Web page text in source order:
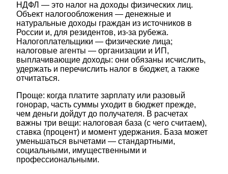
НДФЛ — это налог на доходы физических лиц.
Объект налогообложения — денежные и
натуральные доходы граждан из источников в
России и, для резидентов, из-за рубежа.
Налогоплательщики — физические лица;
налоговые агенты — организации и ИП,
выплачивающие доходы: они обязаны исчислить,
удержать и перечислить налог в бюджет, а также
отчитаться.
Проще: когда платите зарплату или разовый
гонорар, часть суммы уходит в бюджет прежде,
чем деньги дойдут до получателя. В расчетах
важны три вещи: налоговая база (с чего считаем),
ставка (процент) и момент удержания. База может
уменьшаться вычетами — стандартными,
социальными, имущественными и
профессиональными.